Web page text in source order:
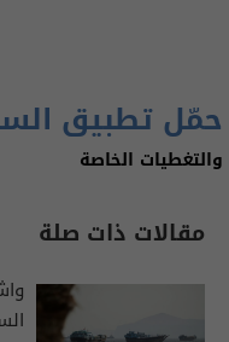
حمّل تطبيق
والتغطيات الخاصة
مقالات ذات صلة